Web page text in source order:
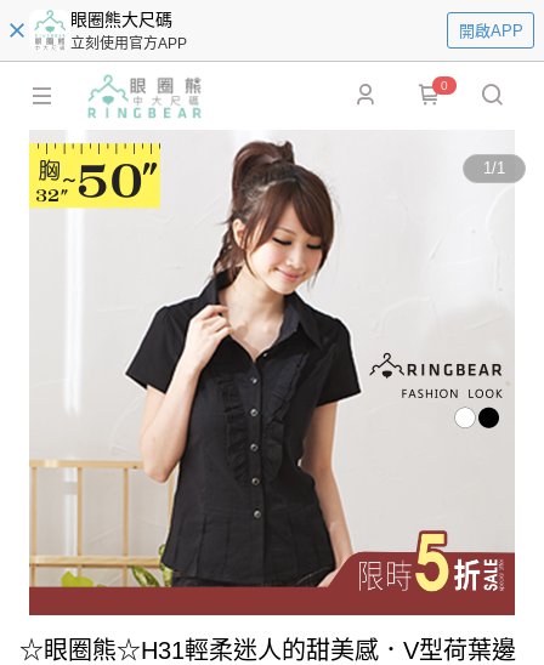
眼圈熊大尺碼
立刻使用官方APP
開啟APP
0
1/1
☆眼圈熊☆H31輕柔迷人的甜美感．V型荷葉邊